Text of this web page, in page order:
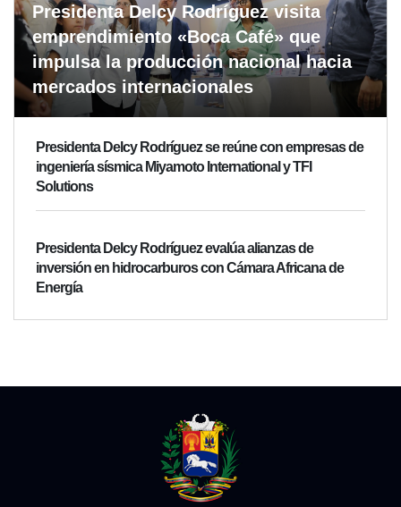
Presidenta Delcy Rodríguez visita
emprendimiento «Boca Café» que
impulsa la producción nacional hacia
mercados internacionales
Presidenta Delcy Rodríguez se reúne con empresas de
ingeniería sísmica Miyamoto International y TFI
Solutions
Presidenta Delcy Rodríguez evalúa alianzas de
inversión en hidrocarburos con Cámara Africana de
Energía